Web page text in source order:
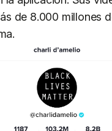
de 8.000 millones